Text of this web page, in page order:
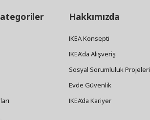
Hakkımızda
IKEA Konsepti
IKEA'da Alışveriş
Sosyal Sorumluluk Projeleri
Evde Güvenlik
IKEA’da Kariyer